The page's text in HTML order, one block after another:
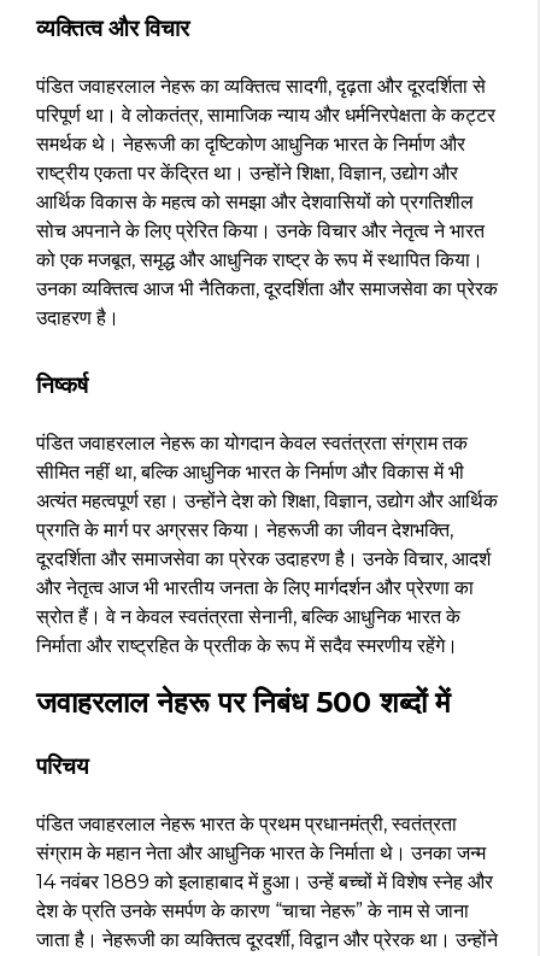
व्यक्तित्व और विचार
पंडित जवाहरलाल नेहरू का व्यक्तित्व सादगी, दृढ़ता और दूरदर्शिता से
परिपूर्ण था। वे लोकतंत्र, सामाजिक न्याय और धर्मनिरपेक्षता के कट्टर
समर्थक थे। नेहरूजी का दृष्टिकोण आधुनिक भारत के निर्माण और
राष्ट्रीय एकता पर केंद्रित था। उन्होंने शिक्षा, विज्ञान, उद्योग और
आर्थिक विकास के महत्व को समझा और देशवासियों को प्रगतिशील
सोच अपनाने के लिए प्रेरित किया। उनके विचार और नेतृत्व ने भारत
को एक मजबूत, समृद्ध और आधुनिक राष्ट्र के रूप में स्थापित किया।
उनका व्यक्तित्व आज भी नैतिकता, दूरदर्शिता और समाजसेवा का प्रेरक
उदाहरण है।
निष्कर्ष
पंडित जवाहरलाल नेहरू का योगदान केवल स्वतंत्रता संग्राम तक
सीमित नहीं था, बल्कि आधुनिक भारत के निर्माण और विकास में भी
अत्यंत महत्वपूर्ण रहा। उन्होंने देश को शिक्षा, विज्ञान, उद्योग और आर्थिक
प्रगति के मार्ग पर अग्रसर किया। नेहरूजी का जीवन देशभक्ति,
दूरदर्शिता और समाजसेवा का प्रेरक उदाहरण है। उनके विचार, आदर्श
और नेतृत्व आज भी भारतीय जनता के लिए मार्गदर्शन और प्रेरणा का
स्रोत हैं। वे न केवल स्वतंत्रता सेनानी, बल्कि आधुनिक भारत के
निर्माता और राष्ट्रहित के प्रतीक के रूप में सदैव स्मरणीय रहेंगे।
जवाहरलाल नेहरू पर निबंध 500 शब्दों में
परिचय
पंडित जवाहरलाल नेहरू भारत के प्रथम प्रधानमंत्री, स्वतंत्रता
संग्राम के महान नेता और आधुनिक भारत के निर्माता थे। उनका जन्म
14 नवंबर 1889 को इलाहाबाद में हुआ। उन्हें बच्चों में विशेष स्नेह और
देश के प्रति उनके समर्पण के कारण “चाचा नेहरू” के नाम से जाना
जाता है। नेहरूजी का व्यक्तित्व दूरदर्शी, विद्वान और प्रेरक था। उन्होंने